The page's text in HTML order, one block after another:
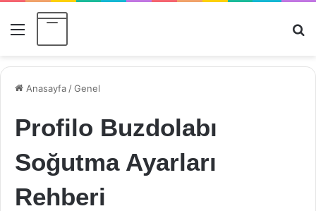
Menü
Anasayfa /Genel
Profilo Buzdolabı
Soğutma Ayarları
Rehberi